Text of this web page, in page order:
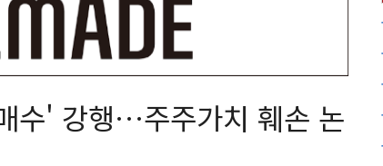
수' 강행…주주가치 훼손 논